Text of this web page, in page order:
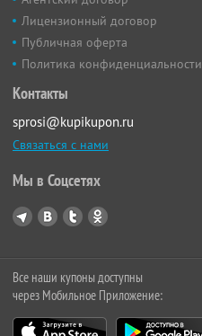
Лицензионный договор
Публичная оферта
Политика конфиденциальности
Контакты
sprosi@kupikupon.ru
Связаться с нами
Мы в Соцсетях
Все наши купоны доступны
через Мобильное Приложение: